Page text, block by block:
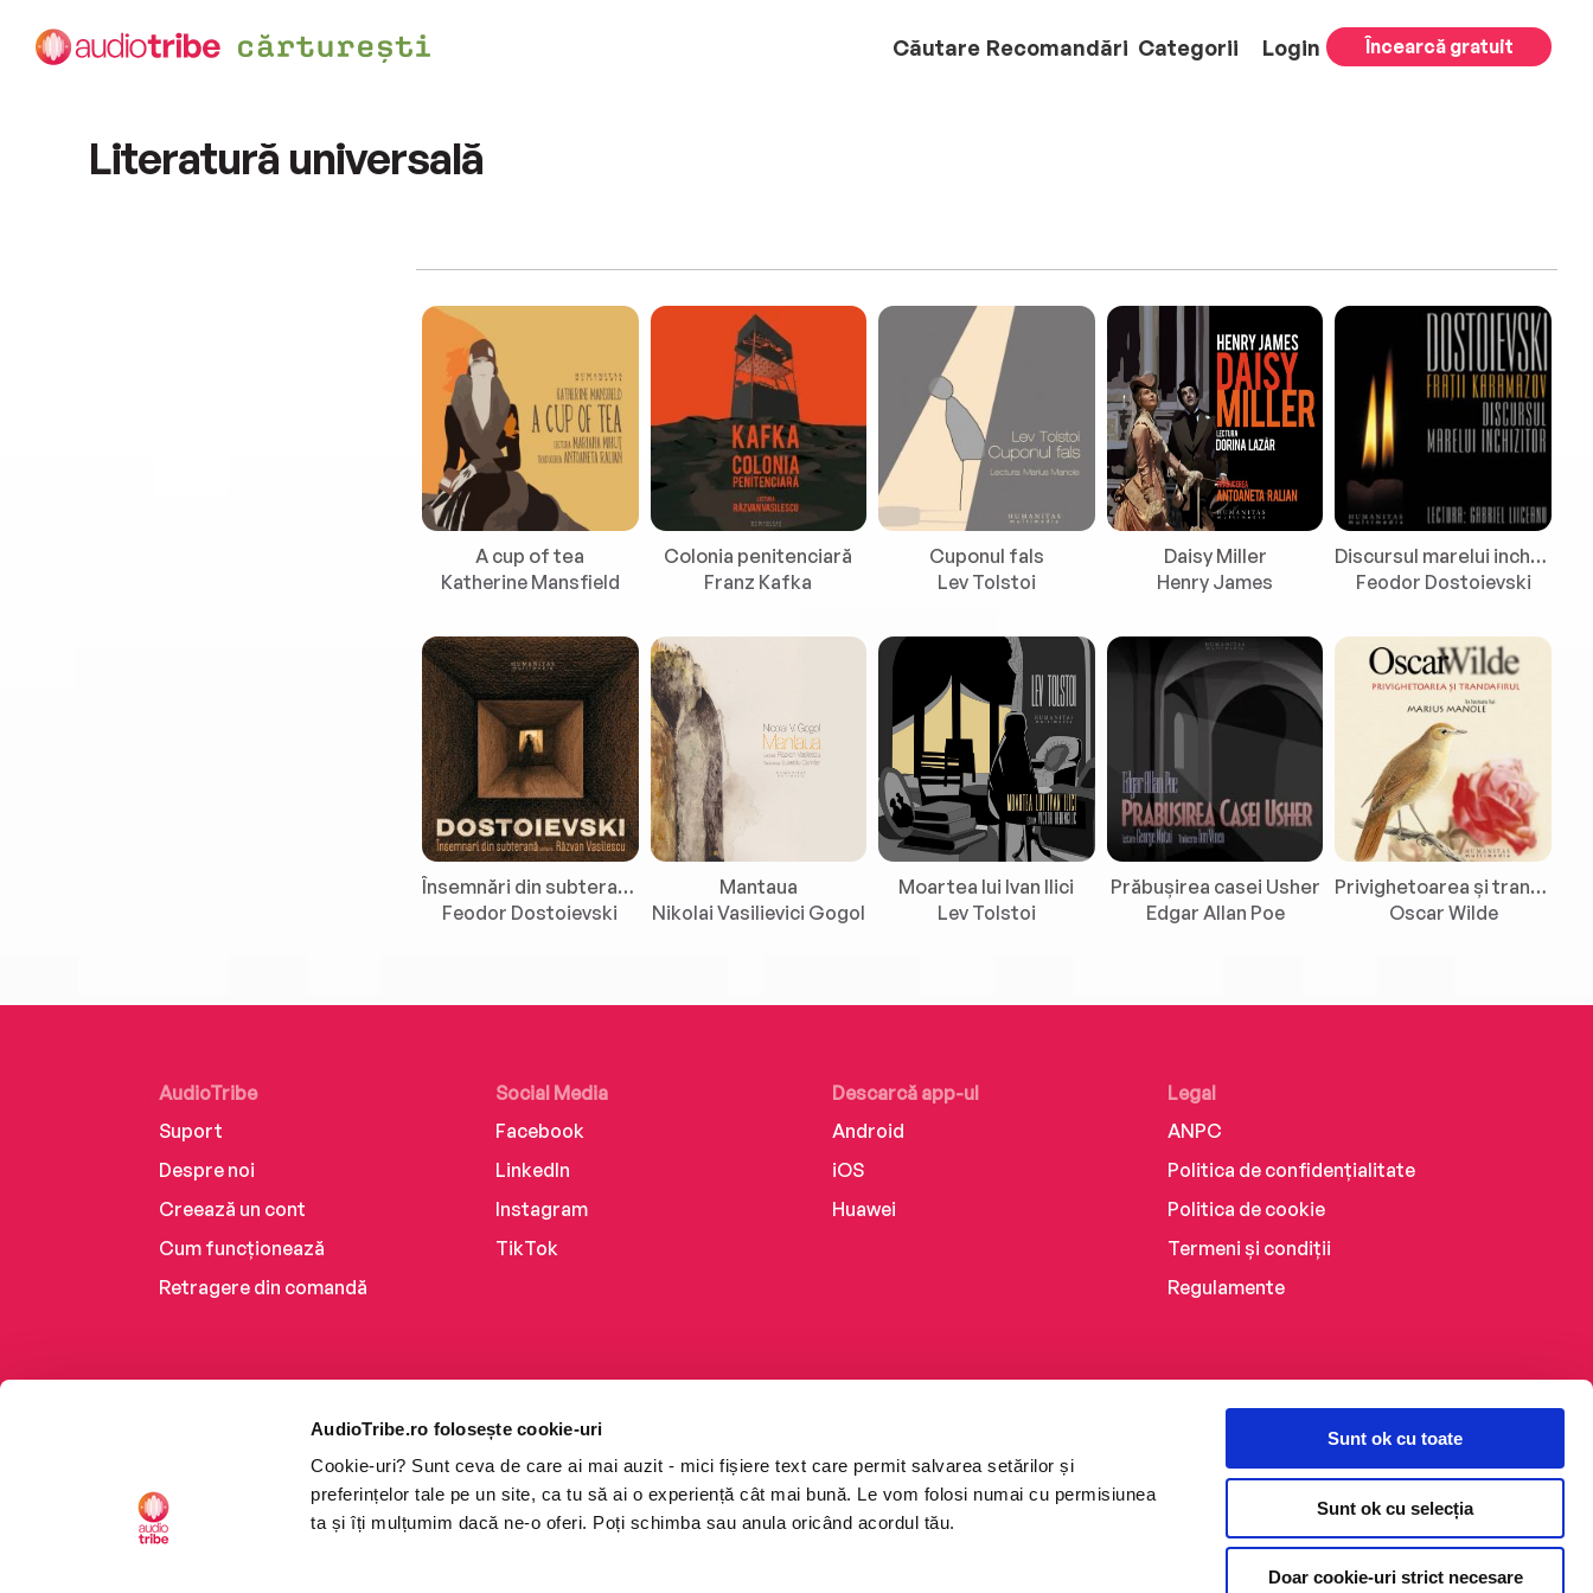
AudioTribe.ro folosește cookie-uri
Cookie-uri? Sunt ceva de care ai mai auzit - mici fișiere text care permit salvarea setărilor și
preferințelor tale pe un site, ca tu să ai o experiență cât mai bună. Le vom folosi numai cu permisiunea
ta și îți mulțumim dacă ne-o oferi. Poți schimba sau anula oricând acordul tău.
Sunt ok cu toate
Sunt ok cu selecția
Doar cookie-uri strict necesare
Căutare Recomandări Categorii Login Încearcă gratuit
Literatură universală
A cup of tea
Katherine Mansfield
Colonia penitenciară
Franz Kafka
Cuponul fals
Lev Tolstoi
Daisy Miller
Henry James
Discursul marelui inchizitor
Feodor Dostoievski
Însemnări din subterană
Feodor Dostoievski
Mantaua
Nikolai Vasilievici Gogol
Moartea lui Ivan Ilici
Lev Tolstoi
Prăbușirea casei Usher
Edgar Allan Poe
Privighetoarea și trandafirul
Oscar Wilde
AudioTribe
Suport
Despre noi
Creează un cont
Cum funcționează
Retragere din comandă
Social Media
Facebook
LinkedIn
Instagram
TikTok
Descarcă app-ul
Android
iOS
Huawei
Legal
ANPC
Politica de confidențialitate
Politica de cookie
Termeni și condiții
Regulamente